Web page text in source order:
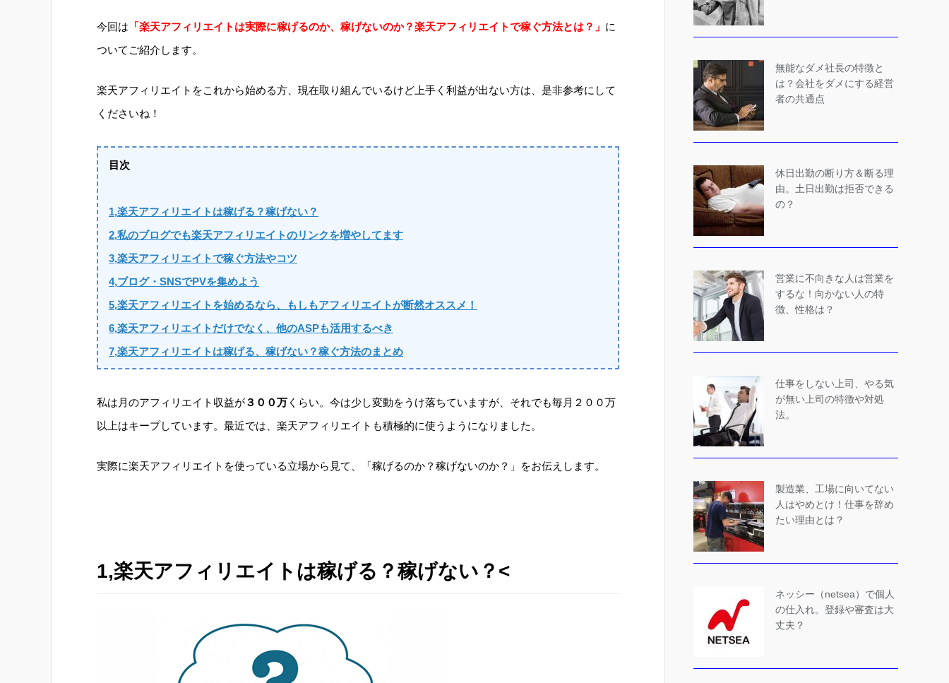
今回は 「楽天アフィリエイトは実際に稼げるのか、稼げないのか？楽天アフィリエイトで稼ぐ方法とは？」 に
ついてご紹介します。
楽天アフィリエイトをこれから始める方、現在取り組んでいるけど上手く利益が出ない方は、是非参考にして
くださいね！
目次
1,楽天アフィリエイトは稼げる？稼げない？
2,私のブログでも楽天アフィリエイトのリンクを増やしてます
3,楽天アフィリエイトで稼ぐ方法やコツ
4,ブログ・SNSでPVを集めよう
5,楽天アフィリエイトを始めるなら、もしもアフィリエイトが断然オススメ！
6,楽天アフィリエイトだけでなく、他のASPも活用するべき
7,楽天アフィリエイトは稼げる、稼げない？稼ぐ方法のまとめ
私は月のアフィリエイト収益が３００万 くらい。今は少し変動をうけ落ちていますが、それでも毎月２００万
以上はキープしています。最近では、楽天アフィリエイトも積極的に使うようになりました。
実際に楽天アフィリエイトを使っている立場から見て、「稼げるのか？稼げないのか？」をお伝えします。
1,楽天アフィリエイトは稼げる？稼げない？<
無能なダメ社長の特徴と
は？会社をダメにする経営
者の共通点
休日出勤の断り方＆断る理
由。土日出勤は拒否できる
の？
営業に不向きな人は営業を
するな！向かない人の特
徴、性格は？
仕事をしない上司、やる気
が無い上司の特徴や対処
法。
製造業、工場に向いてない
人はやめとけ！仕事を辞め
たい理由とは？
ネッシー（netsea）で個人
の仕入れ。登録や審査は大
丈夫？